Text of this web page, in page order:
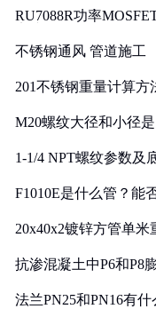
RU7088R功率
不锈钢通风 管道施工
201不锈钢重量计算方
M20螺纹大径和小径
1-1/4 NPT螺纹参数及
F1010E是什么管？能
20x40x2镀锌方管单
抗渗混凝土中P6和P8
法兰PN25和PN16有什